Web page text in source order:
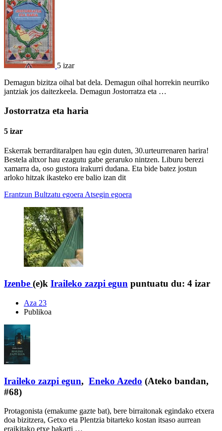
5 izar
Demagun bizitza oihal bat dela. Demagun oihal horrekin neurriko
jantziak jos daitezkeela. Demagun Jostorratza eta …
Jostorratza eta haria
5 izar
Eskerrak berrarditaralpen hau egin duten, 30.urteurrenaren harira!
Bestela altxor hau ezagutu gabe geraruko nintzen. Liburu berezi
xamarra da, oso gustora irakurri dudana. Eta bide batez jostun
arloko hitzak ikasteko ere balio izan dit
Erantzun Bultzatu egoeraAtsegin egoera
Izenbe (e)k Iraileko zazpi egun puntuatu du: 4 izar
Aza 23
Publikoa
Iraileko zazpi egun, Eneko Azedo (Ateko bandan,
#68)
Protagonista (emakume gazte bat), bere birraitonak egindako etxera
doa bizitzera, Getxo eta Plentzia bitarteko kostan itsaso aurrean
eraikitako etxe bakarti …